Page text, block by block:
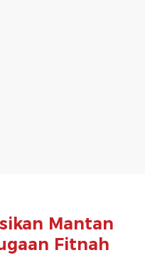
Mantan
Fitnah